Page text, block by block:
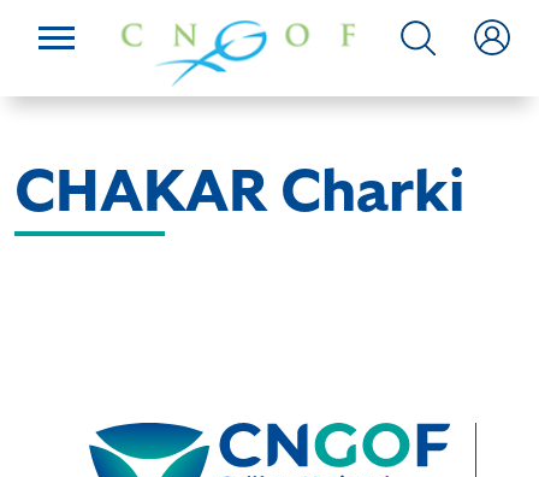
CHAKAR Charki